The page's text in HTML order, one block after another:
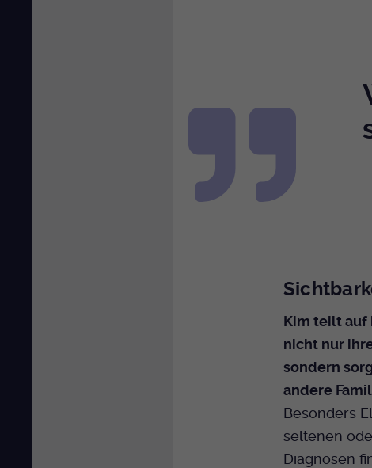
Kim teilt auf
nicht nur
sondern
andere
Besonders
seltenen
Diagnosen